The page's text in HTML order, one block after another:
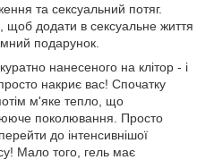
та сексуальний потяг.
щоб додати в сексуальне життя
подарунок.
нанесеного на клітор - і
накриє вас! Спочатку
м'яке тепло, що
поколювання. Просто
до інтенсивнішої
Мало того, гель має